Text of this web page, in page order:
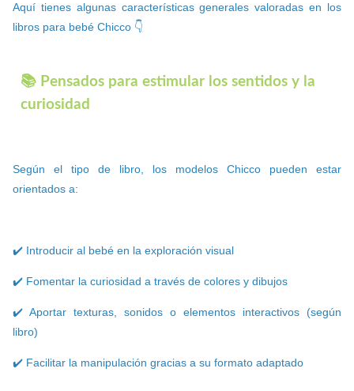
Aquí tienes algunas características generales valoradas en los
libros para bebé Chicco 👇
📚 Pensados para estimular los sentidos y la
curiosidad
Según el tipo de libro, los modelos Chicco pueden estar
orientados a:
✔️ Introducir al bebé en la exploración visual
✔️ Fomentar la curiosidad a través de colores y dibujos
✔️ Aportar texturas, sonidos o elementos interactivos (según
libro)
✔️ Facilitar la manipulación gracias a su formato adaptado